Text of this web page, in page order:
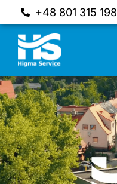
+48 801 315 198